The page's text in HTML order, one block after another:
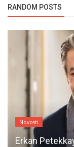
RANDOM POSTS
Novosti
Erkan